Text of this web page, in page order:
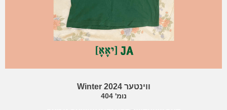
Winter 2024 ווינטער
נומ' 404